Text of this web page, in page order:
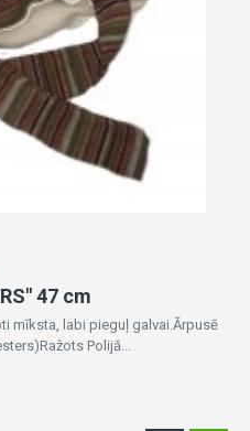
47 cm
mīksta, labi pieguļ galvai.Ārpusē
Polijā...